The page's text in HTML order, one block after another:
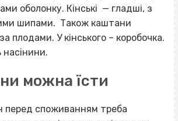
оболонку. Кінські — гладші, з
шипами. Також каштани
плодами. У кінського – коробочка.
можна їсти
перед споживанням треба